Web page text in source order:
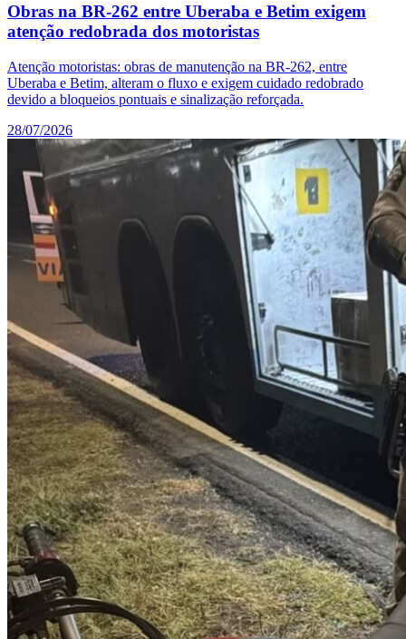
Obras na BR-262 entre Uberaba e Betim exigem
atenção redobrada dos motoristas
Atenção motoristas: obras de manutenção na BR-262, entre
Uberaba e Betim, alteram o fluxo e exigem cuidado redobrado
devido a bloqueios pontuais e sinalização reforçada.
28/07/2026